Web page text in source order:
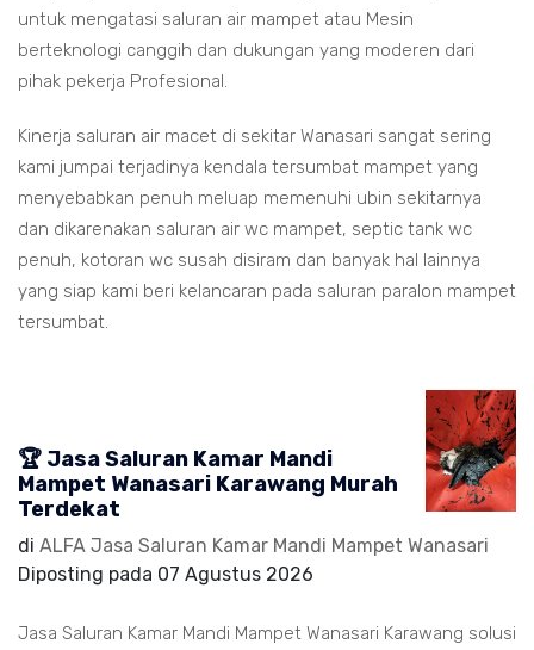
untuk mengatasi saluran air mampet atau Mesin
berteknologi canggih dan dukungan yang moderen dari
pihak pekerja Profesional.
Kinerja saluran air macet di sekitar Wanasari sangat sering
kami jumpai terjadinya kendala tersumbat mampet yang
menyebabkan penuh meluap memenuhi ubin sekitarnya
dan dikarenakan saluran air wc mampet, septic tank wc
penuh, kotoran wc susah disiram dan banyak hal lainnya
yang siap kami beri kelancaran pada saluran paralon mampet
tersumbat.
🏆 Jasa Saluran Kamar Mandi
Mampet Wanasari Karawang Murah
Terdekat
di ALFA Jasa Saluran Kamar Mandi Mampet Wanasari
Diposting pada 07 Agustus 2026
Jasa Saluran Kamar Mandi Mampet Wanasari Karawang solusi